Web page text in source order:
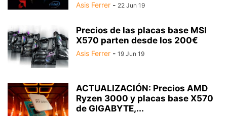
Asis Ferrer - 22 Jun 19
Precios de las placas base MSI
X570 parten desde los 200€
Asis Ferrer - 19 Jun 19
ACTUALIZACIÓN: Precios AMD
Ryzen 3000 y placas base X570
de GIGABYTE,...